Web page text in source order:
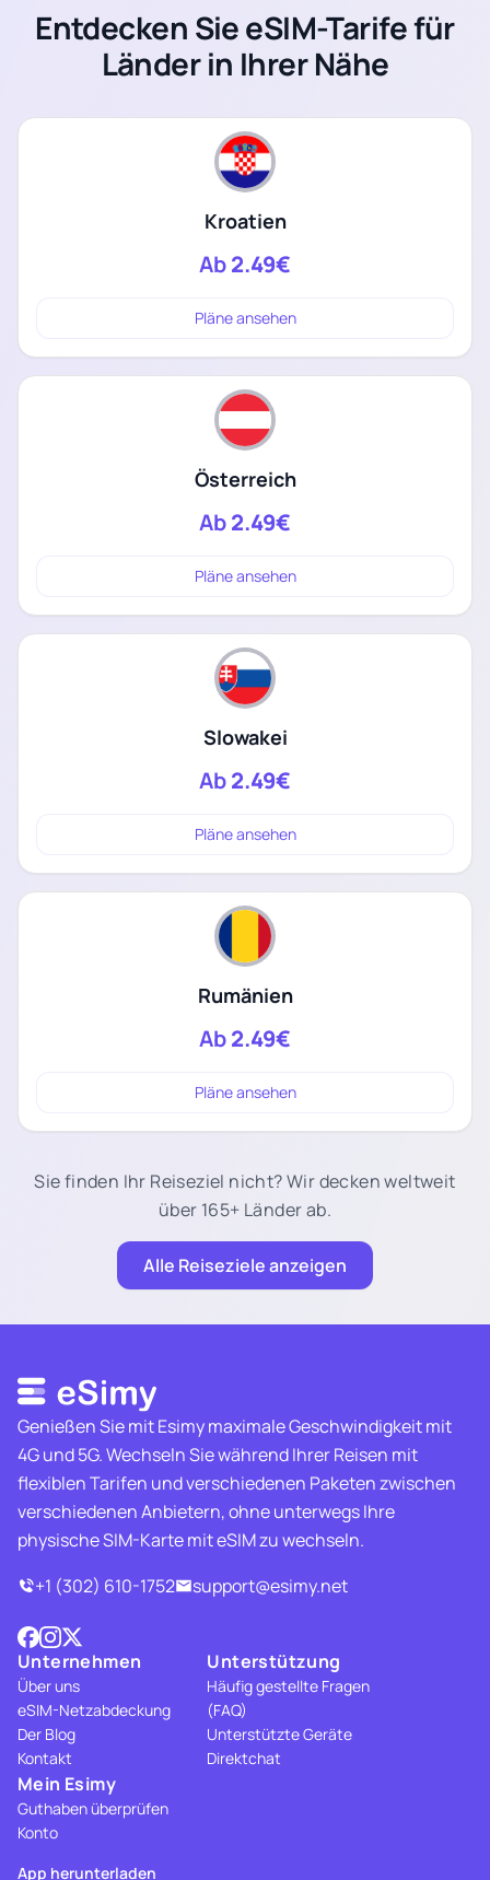
Entdecken Sie eSIM-Tarife für
Länder in Ihrer Nähe
Kroatien
Ab2.49€
Pläne ansehen
Österreich
Ab2.49€
Pläne ansehen
Slowakei
Ab2.49€
Pläne ansehen
Rumänien
Ab2.49€
Pläne ansehen
Sie finden Ihr Reiseziel nicht? Wir decken weltweit
über 165+ Länder ab.
Alle Reiseziele anzeigen
Genießen Sie mit Esimy maximale Geschwindigkeit mit
4G und 5G. Wechseln Sie während Ihrer Reisen mit
flexiblen Tarifen und verschiedenen Paketen zwischen
verschiedenen Anbietern, ohne unterwegs Ihre
physische SIM-Karte mit eSIM zu wechseln.
+1 (302) 610-1752
support@esimy.net
Unternehmen
Über uns
eSIM-Netzabdeckung
Der Blog
Kontakt
Unterstützung
Häufig gestellte Fragen
(FAQ)
Unterstützte Geräte
Direktchat
Mein Esimy
Guthaben überprüfen
Konto
App herunterladen